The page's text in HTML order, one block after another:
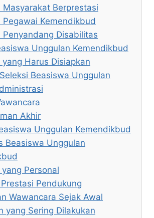
Masyarakat Berprestasi
Pegawai Kemendikbud
Penyandang Disabilitas
Unggulan Kemendikbud
yang Harus Disiapkan
Beasiswa Unggulan
Akhir
Unggulan Kemendikbud
Beasiswa Unggulan
Personal
Pendukung
Wawancara Sejak Awal
yang Sering Dilakukan